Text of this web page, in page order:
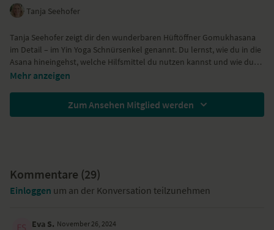
Tanja Seehofer
Tanja Seehoferzeigt dir den wunderbaren Hüftöffner Gomukhasana
im Detail – im Yin Yoga Schnürsenkel genannt. Du lernst, wie du in die
Asana hineingehst, welche Hilfsmittel du nutzen kannst und wie du
dich richtig einrichtest. Sie zeigt dir die Yin-Yoga-Variante, hier liegt der
Wenn du alle Varianten ausprobieren möchtest, leg dir eine Decke
Mehr anzeigen
Zum Ansehen Mitglied werden
Kommentare (29)
Einloggen um an der Konversation teilzunehmen
Eva S. November 26, 2024